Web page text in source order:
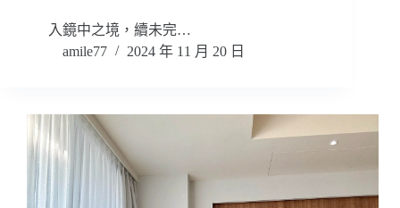
入鏡中之境，續未完…
amile77
2024 年 11 月 20 日